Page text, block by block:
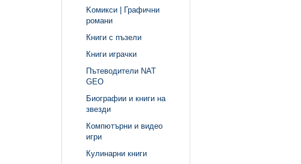
Kомикси | Графични
романи
Книги с пъзели
Книги играчки
Пътеводители NAT
GEO
Биографии и книги на
звезди
Компютърни и видео
игри
Кулинарни книги